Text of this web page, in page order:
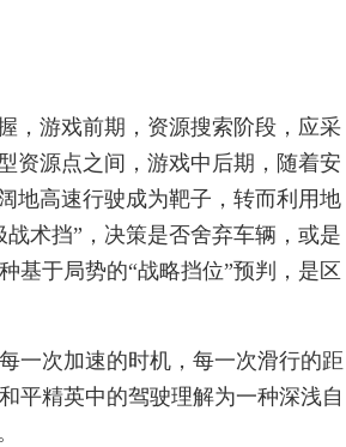
，游戏前期，资源搜索阶段，应采
资源点之间，游戏中后期，随着安
地高速行驶成为靶子，转而利用地
术挡”，决策是否舍弃车辆，或是
基于局势的“战略挡位”预判，是区
一次加速的时机，每一次滑行的距
平精英中的驾驶理解为一种深浅自